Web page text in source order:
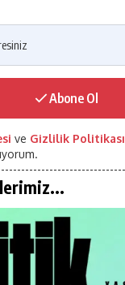
Abone Ol
ve Gizlilik Politikası